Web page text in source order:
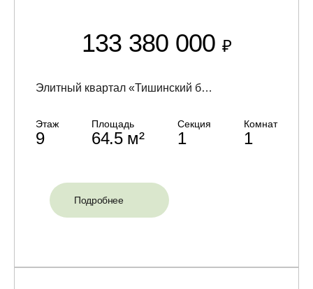
133 380 000₽
Элитный квартал «Тишинский бульвар»
Этаж
9
Площадь
64.5 м²
Секция
1
Комнат
1
Подробнее